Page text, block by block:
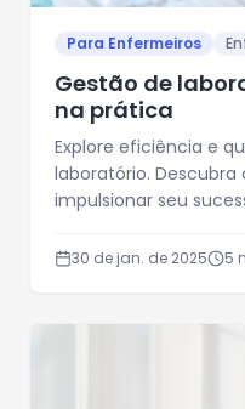
Para Enfermeiros
Gestão de
na prática
Explore eficiência e
laboratório. Descubra
impulsionar seu
30 de jan. de 2025 5